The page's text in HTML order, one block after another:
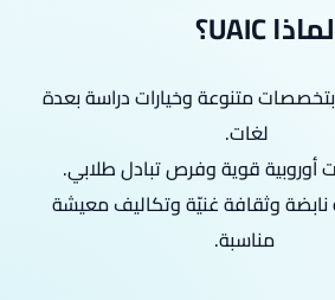
لماذا UAIC؟
متنوعة وخيارات دراسة بعدة
لغات.
أوروبية قوية وفرص تبادل طلابي.
نابضة وثقافة غنيّة وتكاليف معيشة
مناسبة.